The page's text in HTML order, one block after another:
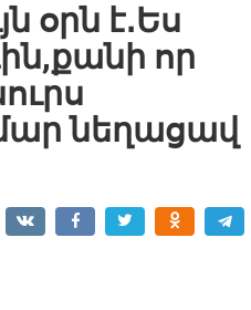
օրն է․Ես
որ
նեղացավ